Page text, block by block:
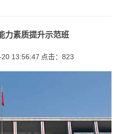
力素质提升示范班
13:56:47 点击： 823